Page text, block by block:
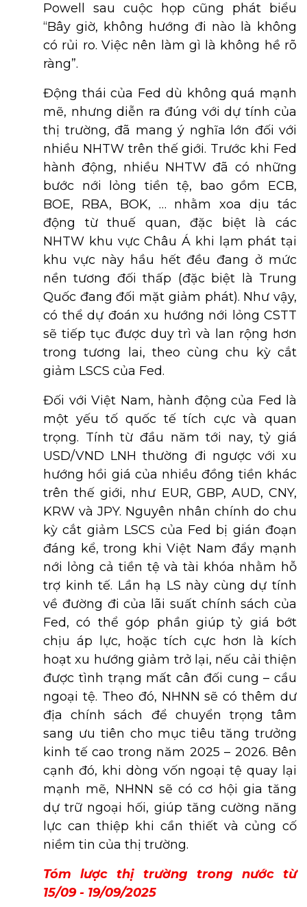
Powell sau cuộc họp cũng phát biểu
“Bây giờ, không hướng đi nào là không
có rủi ro. Việc nên làm gì là không hề rõ
ràng”.
Động thái của Fed dù không quá mạnh
mẽ, nhưng diễn ra đúng với dự tính của
thị trường, đã mang ý nghĩa lớn đối với
nhiều NHTW trên thế giới. Trước khi Fed
hành động, nhiều NHTW đã có những
bước nới lỏng tiền tệ, bao gồm ECB,
BOE, RBA, BOK, … nhằm xoa dịu tác
động từ thuế quan, đặc biệt là các
NHTW khu vực Châu Á khi lạm phát tại
khu vực này hầu hết đều đang ở mức
nền tương đối thấp (đặc biệt là Trung
Quốc đang đối mặt giảm phát). Như vậy,
có thể dự đoán xu hướng nới lỏng CSTT
sẽ tiếp tục được duy trì và lan rộng hơn
trong tương lai, theo cùng chu kỳ cắt
giảm LSCS của Fed.
Đối với Việt Nam, hành động của Fed là
một yếu tố quốc tế tích cực và quan
trọng. Tính từ đầu năm tới nay, tỷ giá
USD/VND LNH thường đi ngược với xu
hướng hồi giá của nhiều đồng tiền khác
trên thế giới, như EUR, GBP, AUD, CNY,
KRW và JPY. Nguyên nhân chính do chu
kỳ cắt giảm LSCS của Fed bị gián đoạn
đáng kể, trong khi Việt Nam đẩy mạnh
nới lỏng cả tiền tệ và tài khóa nhằm hỗ
trợ kinh tế. Lần hạ LS này cùng dự tính
về đường đi của lãi suất chính sách của
Fed, có thể góp phần giúp tỷ giá bớt
chịu áp lực, hoặc tích cực hơn là kích
hoạt xu hướng giảm trở lại, nếu cải thiện
được tình trạng mất cân đối cung – cầu
ngoại tệ. Theo đó, NHNN sẽ có thêm dư
địa chính sách để chuyển trọng tâm
sang ưu tiên cho mục tiêu tăng trưởng
kinh tế cao trong năm 2025 – 2026. Bên
cạnh đó, khi dòng vốn ngoại tệ quay lại
mạnh mẽ, NHNN sẽ có cơ hội gia tăng
dự trữ ngoại hối, giúp tăng cường năng
lực can thiệp khi cần thiết và củng cố
niềm tin của thị trường.
Tóm lược thị trường trong nước từ
15/09 - 19/09/2025